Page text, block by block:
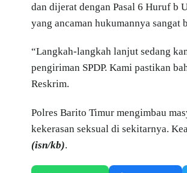
dan dijerat dengan Pasal 6 Huruf b
yang ancaman hukumannya sangat
“Langkah-langkah lanjut sedang
pengiriman SPDP. Kami pastikan
Reskrim.
Polres Barito Timur mengimbau
kekerasan seksual di sekitarnya.
(isn/kb).